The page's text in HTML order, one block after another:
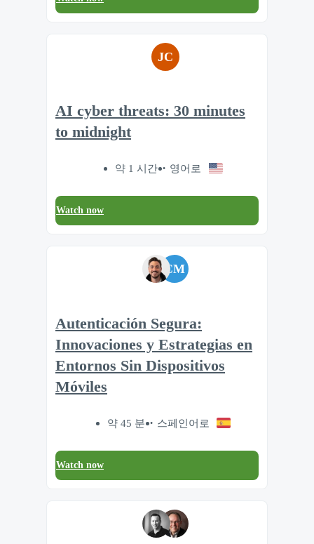
JC
AI cyber threats: 30 minutes
to midnight
약 1 시간 영어로
Watch now
CM
Autenticación Segura:
Innovaciones y Estrategias en
Entornos Sin Dispositivos
Móviles
약 45 분 스페인어로
Watch now